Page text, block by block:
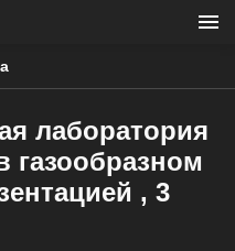
лаборатория
, 3